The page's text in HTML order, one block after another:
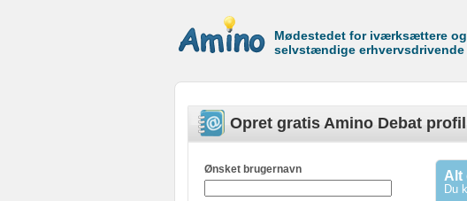
Mødestedet for iværksættere og
selvstændige erhvervsdrivende
Opret gratis Amino Debat profil
Alt
Du
Ønsket brugernavn